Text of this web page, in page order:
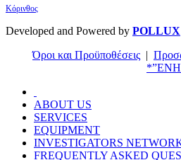
Κόρινθος
Developed and Powered by POLLUX
Όροι και Προϋποθέσεις |
ABOUT US
SERVICES
EQUIPMENT
INVESTIGATORS
FREQUENTLY ASKED